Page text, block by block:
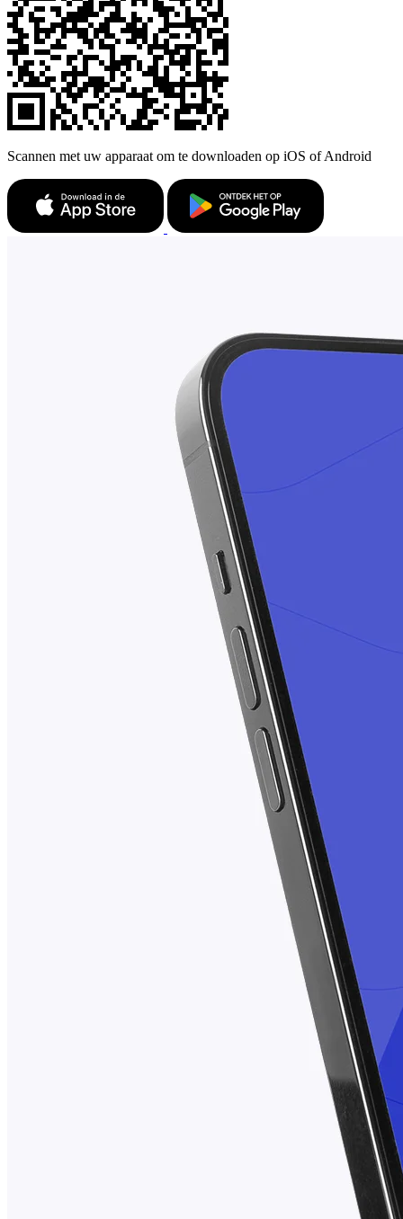
Scannen met uw apparaat om te downloaden op iOS of Android